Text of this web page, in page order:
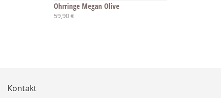
Ohrringe Megan Olive
59,90 €
Kontakt